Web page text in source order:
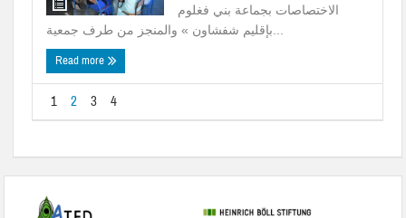
الاختصاصات بجماعة بني فغلوم
Read more
1 2 3 4